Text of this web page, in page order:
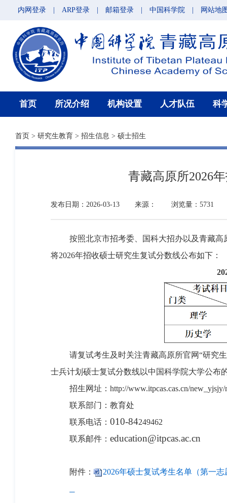
内网登录 ARP登录 邮箱登录 中国科学院 网站地
首页 所况介绍 机构设置 人才队伍 科
首页 > 研究生教育 > 招生信息 > 硕士招生
青藏高原所2026
发布日期：2026-03-13 来源： 浏览量：5731
按照北京市招考委、国科大招办以及青藏高
将2026年招收硕士研究生复试分数线公布如下：
请复试考生及时关注青藏高原所官网“研究
士兵计划硕士复试分数线以中国科学院大学公布
招生网址：http://www.itpcas.cas.cn/new_yjsjy/
联系部门：教育处
联系电话：010-84249462
联系邮件：education@itpcas.ac.cn
附件： 2026年硕士复试考生名单（第一志